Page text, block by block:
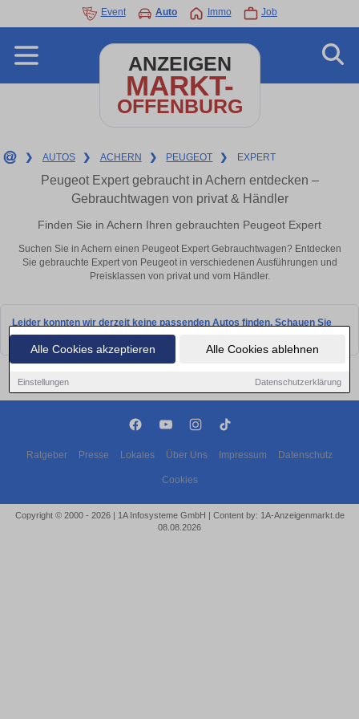
Alle Cookies akzeptieren Alle Cookies ablehnen
Einstellungen Datenschutzerklärung
Event Auto Immo Job
ANZEIGEN
MARKT-
OFFENBURG
❯ AUTOS ❯ ACHERN ❯ PEUGEOT ❯ EXPERT
Peugeot Expert gebraucht in Achern entdecken –
Gebrauchtwagen von privat & Händler
Finden Sie in Achern Ihren gebrauchten Peugeot Expert
Suchen Sie in Achern einen Peugeot Expert Gebrauchtwagen? Entdecken
Sie gebrauchte Expert von Peugeot in verschiedenen Ausführungen und
Preisklassen von privat und vom Händler.
Leider konnten wir derzeit keine passenden Autos finden. Schauen Sie
bald wieder vorbei!
Ratgeber Presse Lokales Über Uns Impressum Datenschutz
Cookies
Copyright © 2000 - 2026 | 1A Infosysteme GmbH | Content by: 1A-Anzeigenmarkt.de
08.08.2026